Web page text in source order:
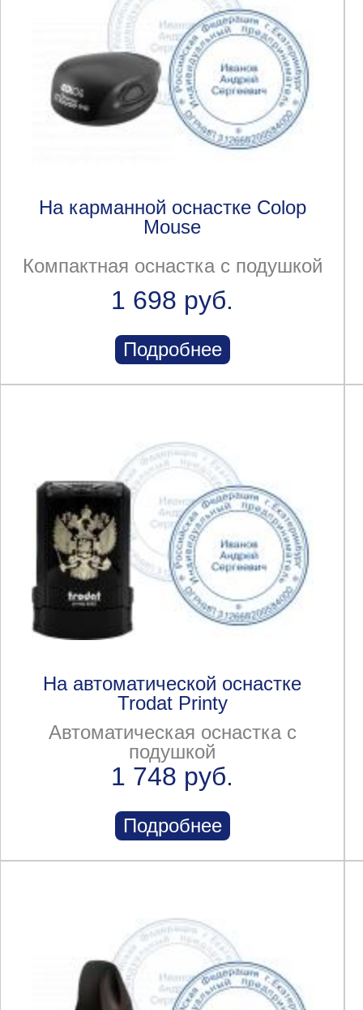
На карманной оснастке Colop
Mouse
Компактная оснастка с подушкой
1 698 руб.
Подробнее
На автоматической оснастке
Trodat Printy
Автоматическая оснастка с
подушкой
1 748 руб.
Подробнее